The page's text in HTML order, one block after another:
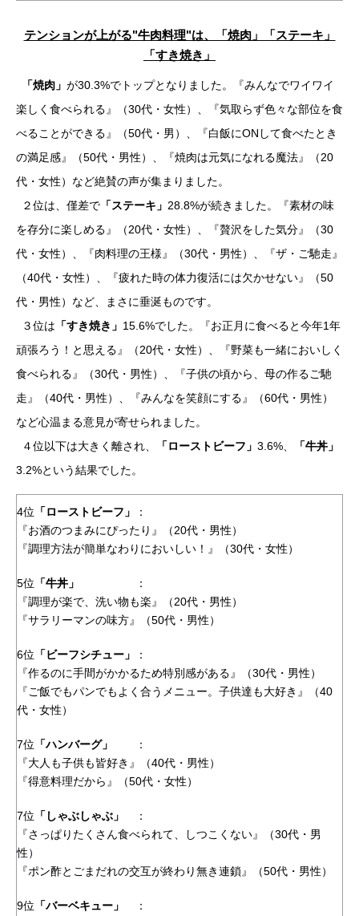
テンションが上がる"牛肉料理"は、「焼肉」「ステーキ」
「すき焼き」
「焼肉」 が30.3%でトップとなりました。『みんなでワイワイ
楽しく食べられる』（30代・女性）、『気取らず色々な部位を食
べることができる』（50代・男）、『白飯にONして食べたとき
の満足感』（50代・男性）、『焼肉は元気になれる魔法』（20
代・女性）など絶賛の声が集まりました。
２位は、僅差で 「ステーキ」 28.8%が続きました。『素材の味
を存分に楽しめる』（20代・女性）、『贅沢をした気分』（30
代・女性）、『肉料理の王様』（30代・男性）、『ザ・ご馳走』
（40代・女性）、『疲れた時の体力復活には欠かせない』（50
代・男性）など、まさに垂涎ものです。
３位は 「すき焼き」 15.6%でした。『お正月に食べると今年1年
頑張ろう！と思える』（20代・女性）、『野菜も一緒においしく
食べられる』（30代・男性）、『子供の頃から、母の作るご馳
走』（40代・男性）、『みんなを笑顔にする』（60代・男性）
など心温まる意見が寄せられました。
４位以下は大きく離され、
「ローストビーフ」 3.6%、
「牛丼」
3.2%という結果でした。
4位 「ローストビーフ」
：
『お酒のつまみにぴったり』（20代・男性）
『調理方法が簡単なわりにおいしい！』（30代・女性）
5位 「牛丼」
：
『調理が楽で、洗い物も楽』（20代・男性）
『サラリーマンの味方』（50代・男性）
6位 「ビーフシチュー」
：
『作るのに手間がかかるため特別感がある』（30代・男性）
『ご飯でもパンでもよく合うメニュー。子供達も大好き』（40
代・女性）
7位 「ハンバーグ」
：
『大人も子供も皆好き』（40代・男性）
『得意料理だから』（50代・女性）
7位 「しゃぶしゃぶ」
：
『さっぱりたくさん食べられて、しつこくない』（30代・男
性）
『ポン酢とごまだれの交互が終わり無き連鎖』（50代・男性）
9位 「バーベキュー」
：